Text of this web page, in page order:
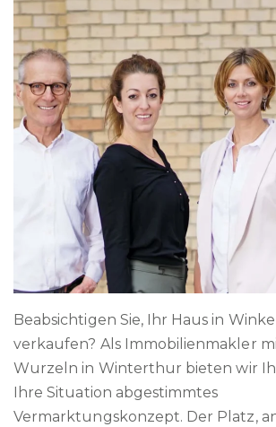
Beabsichtigen Sie, Ihr Haus in
verkaufen? Als Immobilienmakler
Wurzeln in Winterthur bieten wir
Ihre Situation abgestimmtes
Vermarktungskonzept. Der Platz,